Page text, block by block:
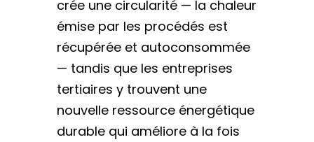
crée une circularité — la chaleur
émise par les procédés est
récupérée et autoconsommée
— tandis que les entreprises
tertiaires y trouvent une
nouvelle ressource énergétique
durable qui améliore à la fois